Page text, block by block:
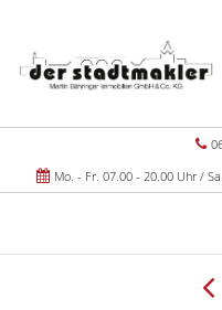
Mo. - Fr. 07.00 - 20.00 Uhr /